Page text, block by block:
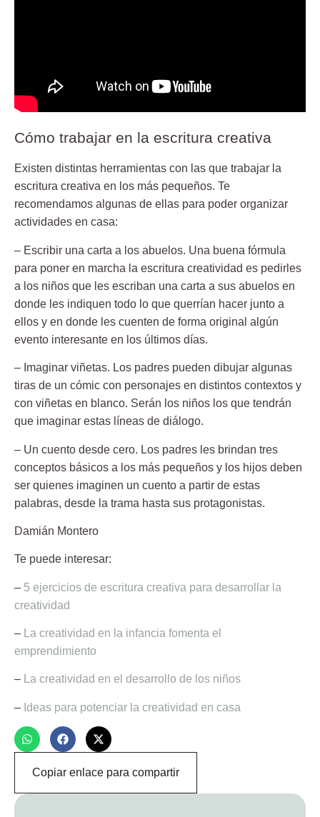
Cómo trabajar en la escritura creativa
Existen distintas herramientas con las que trabajar la
escritura creativa en los más pequeños. Te
recomendamos algunas de ellas para poder organizar
actividades en casa:
– Escribir una carta a los abuelos. Una buena fórmula
para poner en marcha la escritura creatividad es pedirles
a los niños que les escriban una carta a sus abuelos en
donde les indiquen todo lo que querrían hacer junto a
ellos y en donde les cuenten de forma original algún
evento interesante en los últimos días.
– Imaginar viñetas. Los padres pueden dibujar algunas
tiras de un cómic con personajes en distintos contextos y
con viñetas en blanco. Serán los niños los que tendrán
que imaginar estas líneas de diálogo.
– Un cuento desde cero. Los padres les brindan tres
conceptos básicos a los más pequeños y los hijos deben
ser quienes imaginen un cuento a partir de estas
palabras, desde la trama hasta sus protagonistas.
Damián Montero
Te puede interesar:
– 5 ejercicios de escritura creativa para desarrollar la
creatividad
–
La creatividad en la infancia fomenta el
emprendimiento
– La creatividad en el desarrollo de los niños
– Ideas para potenciar la creatividad en casa
Copiar enlace para compartir